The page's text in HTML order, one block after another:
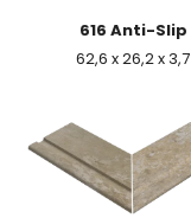
616 Anti-Slip
62,6 x 26,2 x 3,7